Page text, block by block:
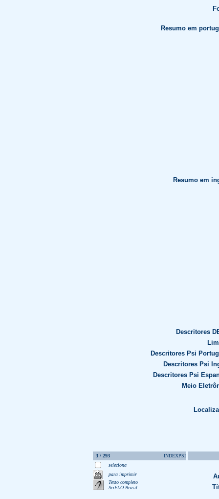
Resumo em
Resumo em
Descritores
Descritores Psi
Descritores Psi
Descritores Psi
Meio
3 / 293
INDEXPSI
seleciona
para imprimir
Texto completo
SciELO Brasil